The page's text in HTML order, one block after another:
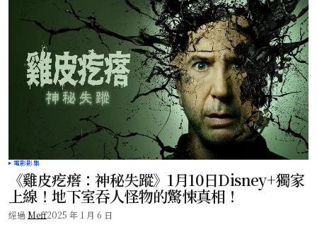
電影影集
《雞皮疙瘩：神秘失蹤》1月10日Disney+獨家
上線！地下室吞人怪物的驚悚真相！
經過 Meff2025 年 1 月 6 日